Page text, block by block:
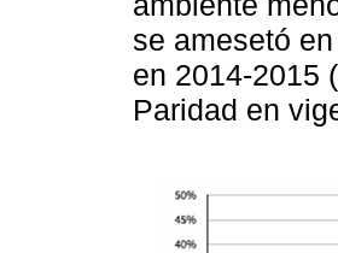
se amesetó
en 2014-2015
Paridad en